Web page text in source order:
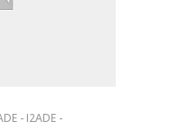
- I2ADE -